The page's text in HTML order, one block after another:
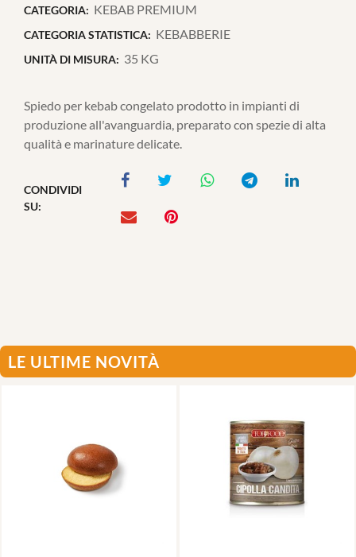
CATEGORIA: KEBAB PREMIUM
CATEGORIA STATISTICA: KEBABBERIE
UNITÀ DI MISURA: 35 KG
Spiedo per kebab congelato prodotto in impianti di
produzione all'avanguardia, preparato con spezie di alta
qualità e marinature delicate.
CONDIVIDI
SU:
LE ULTIME NOVITÀ